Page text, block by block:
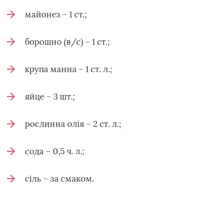
майонез – 1 ст.;
борошно (в/с) – 1 ст.;
крупа манна – 1 ст. л.;
яйце – 3 шт.;
рослинна олія – 2 ст. л.;
сода – 0,5 ч. л.;
сіль – за смаком.